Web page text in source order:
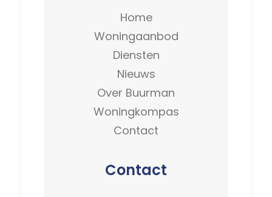
Home
Woningaanbod
Diensten
Nieuws
Over Buurman
Woningkompas
Contact
Contact